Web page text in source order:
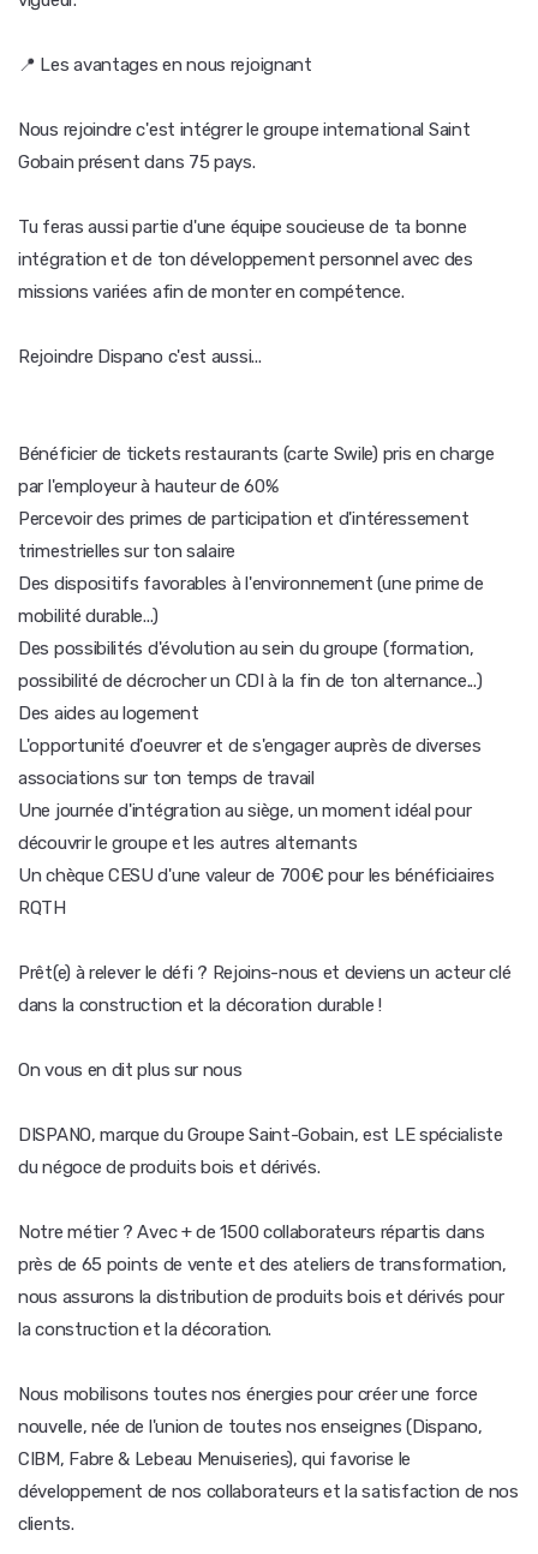
📍 Les avantages en nous rejoignant
Nous rejoindre c'est intégrer le groupe international Saint
Gobain présent dans 75 pays.
Tu feras aussi partie d'une équipe soucieuse de ta bonne
intégration et de ton développement personnel avec des
missions variées afin de monter en compétence.
Rejoindre Dispano c'est aussi...
Bénéficier de tickets restaurants (carte Swile) pris en charge
par l'employeur à hauteur de 60%
Percevoir des primes de participation et d'intéressement
trimestrielles sur ton salaire
Des dispositifs favorables à l'environnement (une prime de
mobilité durable...)
Des possibilités d'évolution au sein du groupe (formation,
possibilité de décrocher un CDI à la fin de ton alternance...)
Des aides au logement
L'opportunité d'oeuvrer et de s'engager auprès de diverses
associations sur ton temps de travail
Une journée d'intégration au siège, un moment idéal pour
découvrir le groupe et les autres alternants
Un chèque CESU d'une valeur de 700€ pour les bénéficiaires
RQTH
Prêt(e) à relever le défi ? Rejoins-nous et deviens un acteur clé
dans la construction et la décoration durable !
On vous en dit plus sur nous
DISPANO, marque du Groupe Saint-Gobain, est LE spécialiste
du négoce de produits bois et dérivés.
Notre métier ? Avec + de 1500 collaborateurs répartis dans
près de 65 points de vente et des ateliers de transformation,
nous assurons la distribution de produits bois et dérivés pour
la construction et la décoration.
Nous mobilisons toutes nos énergies pour créer une force
nouvelle, née de l'union de toutes nos enseignes (Dispano,
CIBM, Fabre & Lebeau Menuiseries), qui favorise le
développement de nos collaborateurs et la satisfaction de nos
clients.